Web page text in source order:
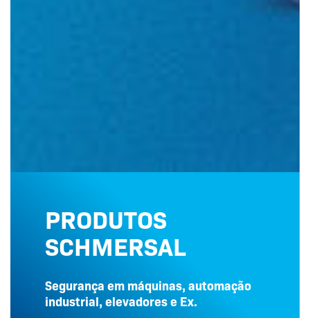
PRODUTOS
SCHMERSAL
Segurança em máquinas, automação
industrial, elevadores e Ex.